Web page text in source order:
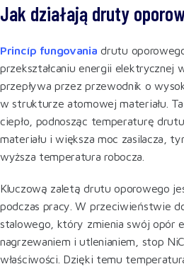
Jak działają druty
Princíp fungovania drutu
przekształcaniu energii elektrycznej
przepływa przez przewodnik o
w strukturze atomowej materiału.
ciepło, podnosząc temperaturę
materiału i większa moc zasilacza,
wyższa temperatura robocza.
Kluczową zaletą drutu oporowego
podczas pracy. W przeciwieństwie
stalowego, który zmienia swój opór
nagrzewaniem i utlenianiem, stop
właściwości. Dzięki temu